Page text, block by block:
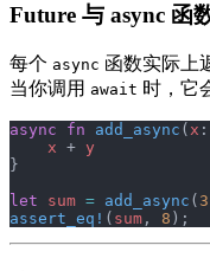
Future 与 async 函
每个 async 函数实际上
当你调用 await 时，它
async fn add_async ( x :
    x
+ y
}
let sum = add_async ( 3
assert_eq! ( sum , 8 );